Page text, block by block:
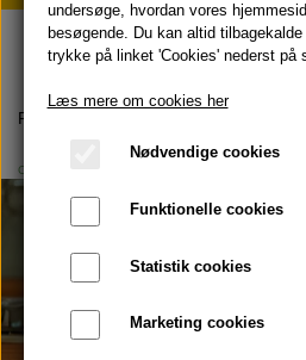
HJEM
KOST &
SOMMER &
VÆGTTAB?
Forside
C9
undersøge, hvordan vores
besøgende. Du kan altid
trykke på linket 'Cookies' nederst på
Læs mere om cookies her
Nødvendige cookies
Funktionelle cookies
Statistik cookies
Marketing cookies